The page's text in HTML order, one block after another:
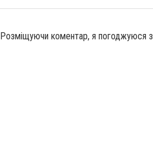
Розміщуючи коментар, я погоджуюся з